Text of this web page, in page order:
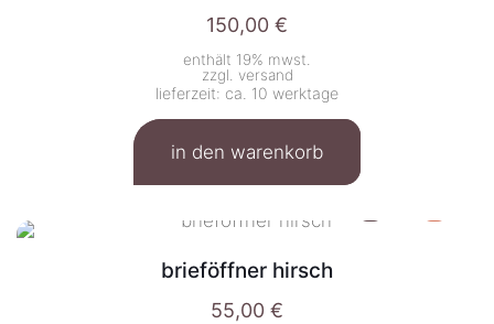
150,00 €
enthält 19% mwst.
zzgl. versand
lieferzeit: ca. 10 werktage
in den warenkorb
brieföffner hirsch
55,00 €